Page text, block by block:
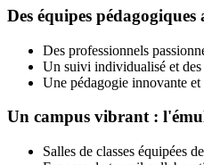
Des équipes
Des professionnels
Un suivi individualisé et des
Une pédagogie innovante et
Un campus vibrant :
Salles de classes équipées